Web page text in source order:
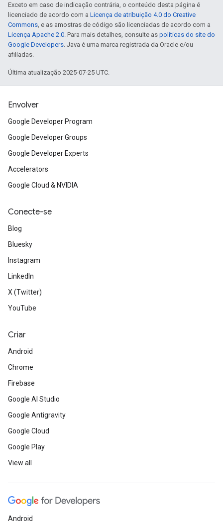
Exceto em caso de indicação contrária, o conteúdo desta página é
licenciado de acordo com a Licença de atribuição 4.0 do Creative
Commons , e as amostras de código são licenciadas de acordo com a
Licença Apache 2.0 . Para mais detalhes, consulte as políticas do site do
Google Developers . Java é uma marca registrada da Oracle e/ou
afiliadas.
Última atualização 2025-07-25 UTC.
Envolver
Google Developer Program
Google Developer Groups
Google Developer Experts
Accelerators
Google Cloud & NVIDIA
Conecte-se
Blog
Bluesky
Instagram
LinkedIn
X (Twitter)
YouTube
Criar
Android
Chrome
Firebase
Google AI Studio
Google Antigravity
Google Cloud
Google Play
View all
Android